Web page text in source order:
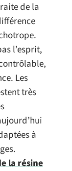
de la
l’esprit,
Les
très
à
la résine